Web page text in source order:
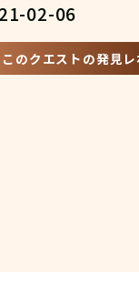
02-06
このクエストの発見